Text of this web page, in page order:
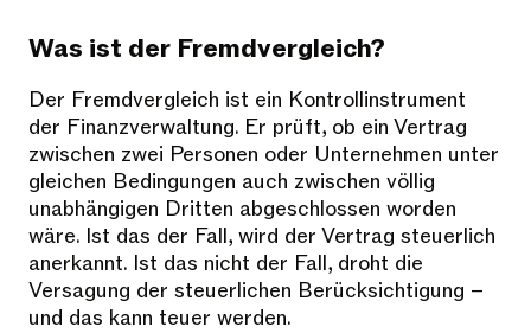
Was ist der Fremdvergleich?
Der Fremdvergleich ist ein Kontrollinstrument
der Finanzverwaltung. Er prüft, ob ein Vertrag
zwischen zwei Personen oder Unternehmen unter
gleichen Bedingungen auch zwischen völlig
unabhängigen Dritten abgeschlossen worden
wäre. Ist das der Fall, wird der Vertrag steuerlich
anerkannt. Ist das nicht der Fall, droht die
Versagung der steuerlichen Berücksichtigung –
und das kann teuer werden.